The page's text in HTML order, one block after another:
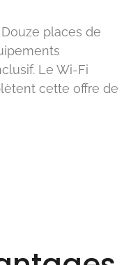
Douze places de
Le Wi-Fi
cette offre de